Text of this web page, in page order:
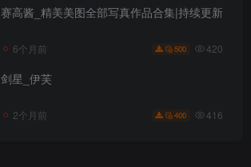
赛高酱_精美美图全部写真作品合集|持续更新
6个月前 500 420
剑星_伊芙
2个月前 400 416